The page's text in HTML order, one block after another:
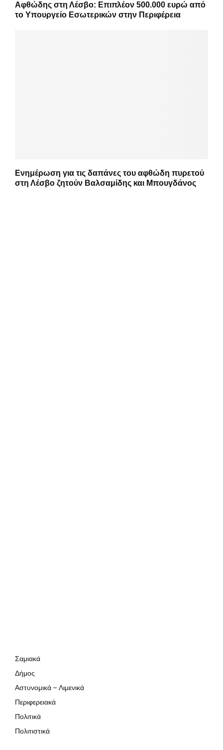
Αφθώδης στη Λέσβο: Επιπλέον 500.000 ευρώ από
το Υπουργείο Εσωτερικών στην Περιφέρεια
Ενημέρωση για τις δαπάνες του αφθώδη πυρετού
στη Λέσβο ζητούν Βαλσαμίδης και Μπουγδάνος
Σαμιακά
Δήμος
Αστυνομικά – Λιμενικά
Περιφερειακά
Πολιτικά
Πολιτιστικά